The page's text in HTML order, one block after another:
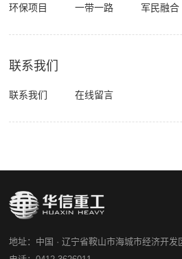
环保项目
一带一路 军民融合
联系我们
联系我们 在线留言
地址：中国 · 辽宁省鞍山市海城市经济开发